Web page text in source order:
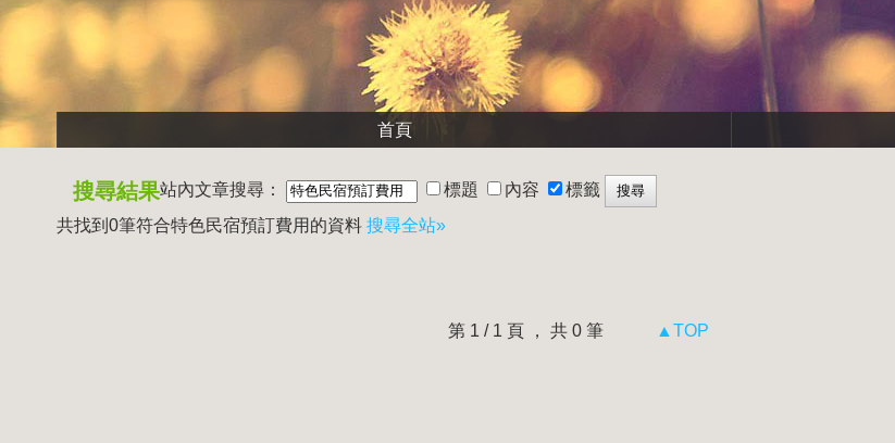
首頁
搜尋結果站內文章搜尋： 標題 內容
標籤
共找到0筆符合特色民宿預訂費用 的資料 搜尋全站»
第 1 / 1 頁 ， 共 0 筆 ▲TOP